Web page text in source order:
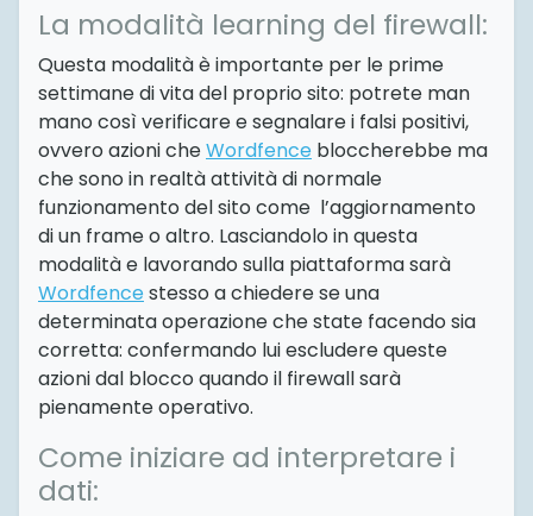
La modalità learning del firewall:
Questa modalità è importante per le prime
settimane di vita del proprio sito: potrete man
mano così verificare e segnalare i falsi positivi,
ovvero azioni cheWordfence bloccherebbe ma
che sono in realtà attività di normale
funzionamento del sito come l’aggiornamento
di un frame o altro. Lasciandolo in questa
modalità e lavorando sulla piattaforma sarà
Wordfencestesso a chiedere se una
determinata operazione che state facendo sia
corretta: confermando lui escludere queste
azioni dal blocco quando il firewall sarà
pienamente operativo.
Come iniziare ad interpretare i
dati: